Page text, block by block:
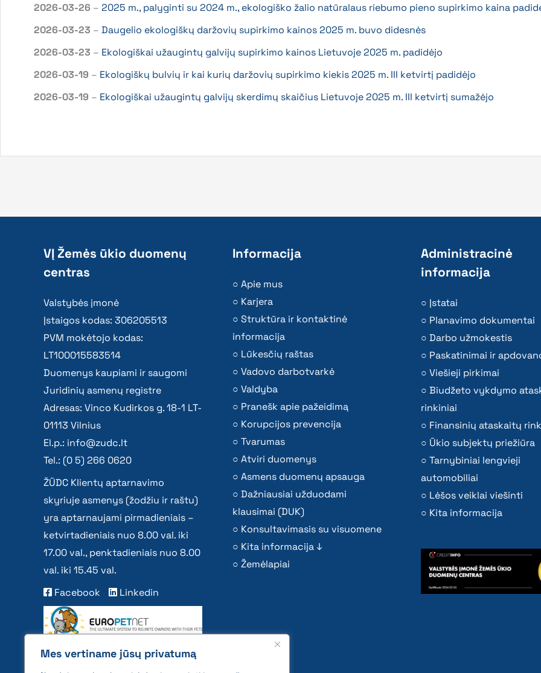
Mes vertiname jūsų privatumą
2026-03-26 – 2025 m., palyginti su 2024 m., ekologiško žalio natūralaus riebumo pieno supirkimo kaina
2026-03-23 – Daugelio ekologiškų daržovių supirkimo kainos 2025 m. buvo didesnės
2026-03-23 – Ekologiškai užaugintų galvijų supirkimo kainos Lietuvoje 2025 m. padidėjo
2026-03-19 – Ekologiškų bulvių ir kai kurių daržovių supirkimo kiekis 2025 m. III ketvirtį padidėjo
2026-03-19 – Ekologiškai užaugintų galvijų skerdimų skaičius Lietuvoje 2025 m. III ketvirtį sumažėjo
VĮ Žemės ūkio duomenų
centras
Valstybės įmonė
Įstaigos kodas: 306205513
PVM mokėtojo kodas:
LT100015583514
Duomenys kaupiami ir saugomi
Juridinių asmenų registre
Adresas: Vinco Kudirkos g. 18-1 LT-
01113 Vilnius
El.p.: info@zudc.lt
Tel.: (0 5) 266 0620
ŽŪDC Klientų aptarnavimo
skyriuje asmenys (žodžiu ir raštu)
yra aptarnaujami pirmadieniais –
ketvirtadieniais nuo 8.00 val. iki
17.00 val., penktadieniais nuo 8.00
val. iki 15.45 val.
Facebook
Linkedin
Informacija
Apie mus
Karjera
Struktūra ir kontaktinė
informacija
Lūkesčių raštas
Vadovo darbotvarkė
Valdyba
Pranešk apie pažeidimą
Korupcijos prevencija
Tvarumas
Atviri duomenys
Asmens duomenų apsauga
Dažniausiai užduodami
klausimai (DUK)
Konsultavimasis su visuomene
Kita informacija ↓
Žemėlapiai
Administracinė
informacija
Įstatai
Planavimo dokumentai
Darbo užmokestis
Paskatinimai ir
Viešieji pirkimai
Biudžeto vykdymo
rinkiniai
Finansinių ataskaitų
Ūkio subjektų priežiūra
Tarnybiniai lengvieji
automobiliai
Lėšos veiklai viešinti
Kita informacija